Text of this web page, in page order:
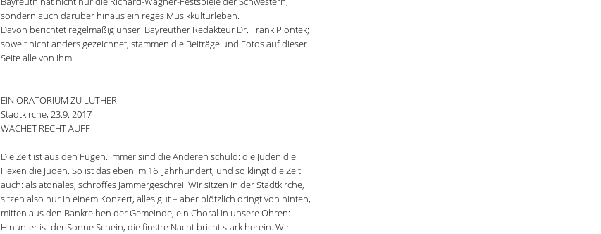
sondern auch darüber hinaus ein reges Musikkulturleben.
Davon berichtet regelmäßig unser Bayreuther Redakteur Dr. Frank Piontek;
soweit nicht anders gezeichnet, stammen die Beiträge und Fotos auf dieser
Seite alle von ihm.
EIN ORATORIUM ZU LUTHER
Stadtkirche, 23.9. 2017
WACHET RECHT AUFF
Die Zeit ist aus den Fugen. Immer sind die Anderen schuld: die Juden die
Hexen die Juden. So ist das eben im 16. Jahrhundert, und so klingt die Zeit
auch: als atonales, schroffes Jammergeschrei. Wir sitzen in der Stadtkirche,
sitzen also nur in einem Konzert, alles gut – aber plötzlich dringt von hinten,
mitten aus den Bankreihen der Gemeinde, ein Choral in unsere Ohren:
Hinunter ist der Sonne Schein, die finstre Nacht bricht stark herein. Wir